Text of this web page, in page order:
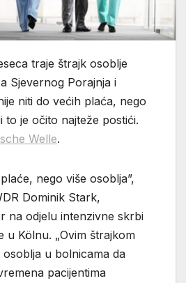
traje štrajk osoblje
Sjevernog Porajnja i
niti do većih plaća, nego
to je očito najteže postići.
Welle.
nego više osoblja”,
Dominik Stark,
na odjelu intenzivne skrbi
u Kölnu. „Ovim štrajkom
u bolnicama da
pacijentima